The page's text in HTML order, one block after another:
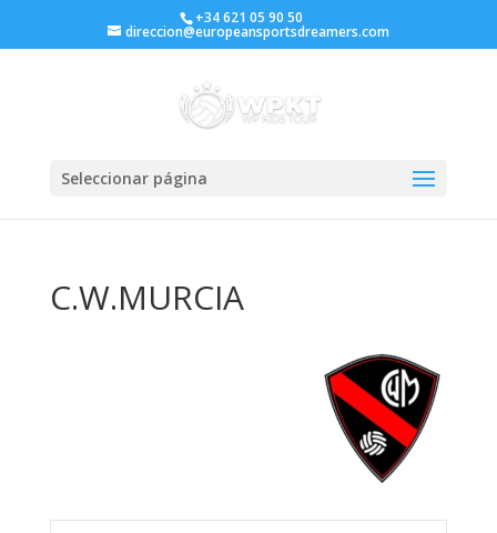
+34 621 05 90 50
direccion@europeansportsdreamers.com
Seleccionar página
C.W.MURCIA